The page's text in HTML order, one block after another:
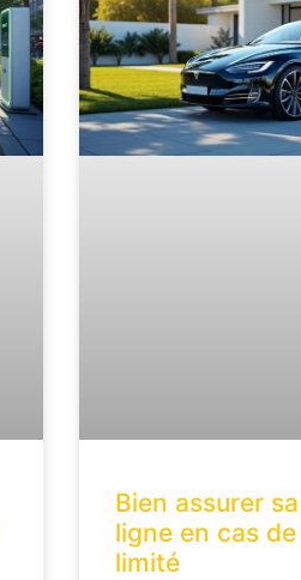
Bien assurer
ligne en cas
limité